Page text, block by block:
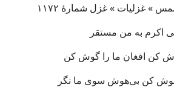
» غزلیات » غزل شمارهٔ ۱۱۷۲
اکرم به من مستقر
کن افغان ما را گوش کن
کن بی‌هوش سوی ما نگر